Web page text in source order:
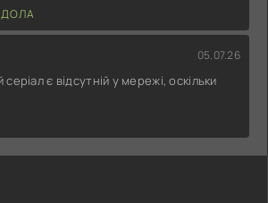
05.07.26
є відсутній у мережі, оскільки